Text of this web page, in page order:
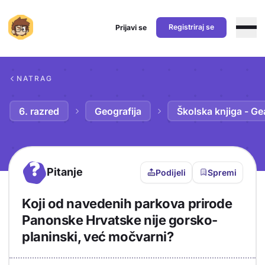
Prijavi se Registriraj se
NATRAG
6. razred Geografija Školska knjiga -
? Pitanje Podijeli Spremi
Koji od navedenih parkova prirode
Panonske Hrvatske nije gorsko-
planinski, već močvarni?